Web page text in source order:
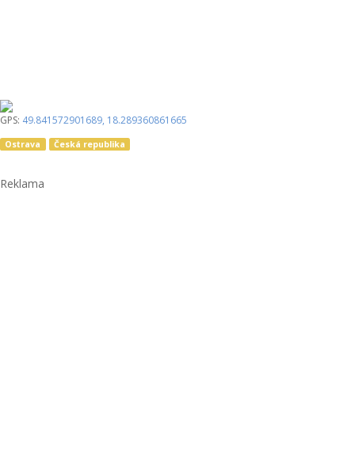
GPS: 49.841572901689, 18.289360861665
Ostrava Česká republika
Reklama